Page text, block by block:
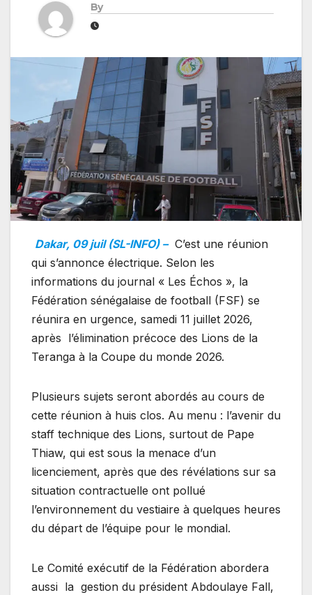
By
Dakar, 09 juil (SL-INFO) – C’est une réunion
qui s’annonce électrique. Selon les
informations du journal « Les Échos », la
Fédération sénégalaise de football (FSF) se
réunira en urgence, samedi 11 juillet 2026,
après l’élimination précoce des Lions de la
Teranga à la Coupe du monde 2026.
Plusieurs sujets seront abordés au cours de
cette réunion à huis clos. Au menu : l’avenir du
staff technique des Lions, surtout de Pape
Thiaw, qui est sous la menace d’un
licenciement, après que des révélations sur sa
situation contractuelle ont pollué
l’environnement du vestiaire à quelques heures
du départ de l’équipe pour le mondial.
Le Comité exécutif de la Fédération abordera
aussi la gestion du président Abdoulaye Fall,